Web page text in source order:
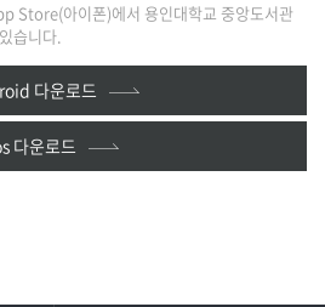
Store(아이폰)에서 용인대학교 중앙도서관
습니다.
다운로드
다운로드